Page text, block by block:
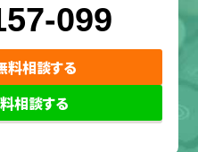
099
料相談する
相談する